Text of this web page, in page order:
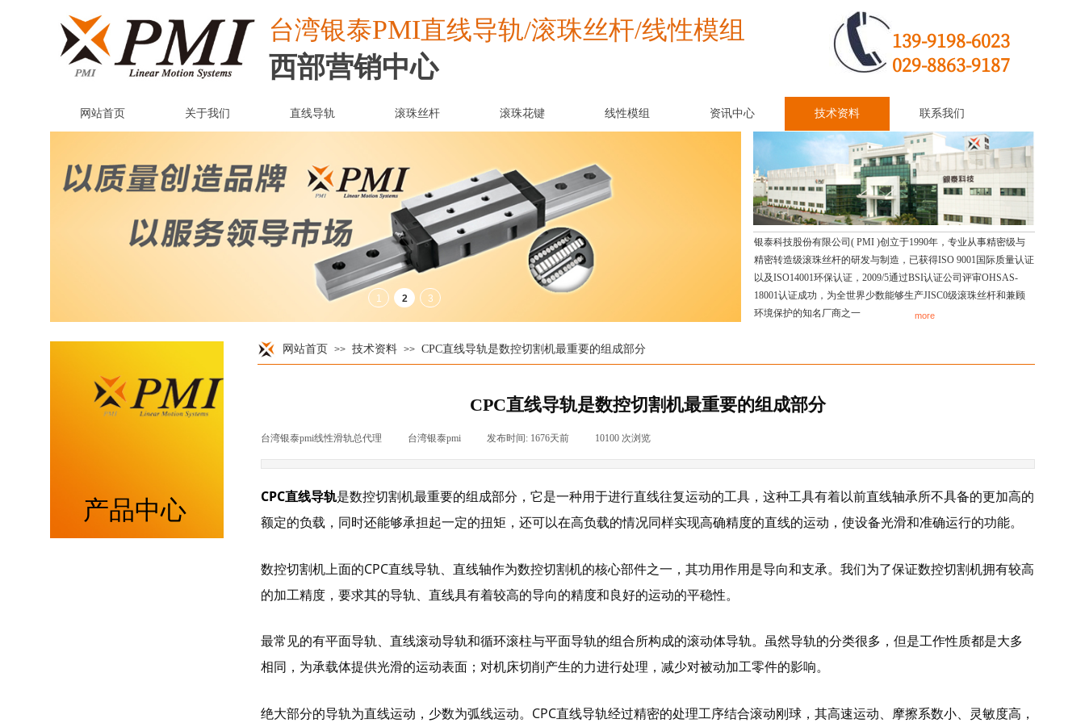
台湾银泰PMI直线导轨/滚珠丝杆/线性模组
西部营销中心
139-9198-6023
029-8863-9187
网站首页 关于我们 直线导轨 滚珠丝杆 滚珠花键 线性模组 资讯中心 技术资料 联系我们
银泰科技股份有限公司( PMI )创立于1990年，专业从事精密级与
精密转造级滚珠丝杆的研发与制造，已获得ISO 9001国际质量认证
以及ISO14001环保认证，2009/5通过BSI认证公司评审OHSAS-
18001认证成功，为全世界少数能够生产JISC0级滚珠丝杆和兼顾
环境保护的知名厂商之一
more
网站首页 >> 技术资料 >> CPC直线导轨是数控切割机最重要的组成部分
CPC直线导轨是数控切割机最重要的组成部分
台湾银泰pmi线性滑轨总代理 台湾银泰pmi 发布时间: 1676天前 10100 次浏览
CPC直线导轨是数控切割机最重要的组成部分，它是一种用于进行直线往复运动的工具，这种工具有着以前直线轴承所不具备的更加高的
额定的负载，同时还能够承担起一定的扭矩，还可以在高负载的情况同样实现高确精度的直线的运动，使设备光滑和准确运行的功能。
数控切割机上面的CPC直线导轨、直线轴作为数控切割机的核心部件之一，其功用作用是导向和支承。我们为了保证数控切割机拥有较高
的加工精度，要求其的导轨、直线具有着较高的导向的精度和良好的运动的平稳性。
最常见的有平面导轨、直线滚动导轨和循环滚柱与平面导轨的组合所构成的滚动体导轨。虽然导轨的分类很多，但是工作性质都是大多
相同，为承载体提供光滑的运动表面；对机床切削产生的力进行处理，减少对被动加工零件的影响。
绝大部分的导轨为直线运动，少数为弧线运动。CPC直线导轨经过精密的处理工序结合滚动刚球，其高速运动、摩擦系数小、灵敏度高，
产品中心